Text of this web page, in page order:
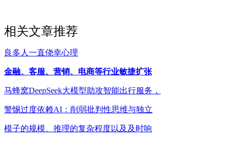
相关文章推荐
良多人一直侥幸心理
金融、客服、营销、电商等行业敏捷扩张
马蜂窝DeepSeek大模型助攻智能出行服务，
警惕过度依赖AI：削弱批判性思维与独立
模子的规模、推理的复杂程度以及及时响